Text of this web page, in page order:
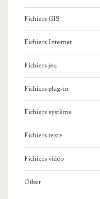
Fichiers GIS
Fichiers Internet
Fichiers jeu
Fichiers plug-in
Fichiers système
Fichiers texte
Fichiers vidéo
Other